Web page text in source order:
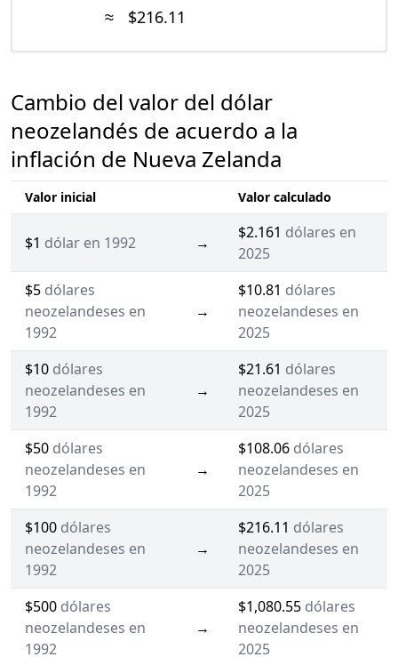
≈ $216.11
Cambio del valor del dólar
neozelandés de acuerdo a la
inflación de Nueva Zelanda
Valor inicial Valor calculado
$1 dólar en 1992 →
$2.161 dólares en
2025
$5 dólares
neozelandeses en
1992
→
$10.81 dólares
neozelandeses en
2025
$10 dólares
neozelandeses en
1992
→
$21.61 dólares
neozelandeses en
2025
$50 dólares
neozelandeses en
1992
→
$108.06 dólares
neozelandeses en
2025
$100 dólares
neozelandeses en
1992
→
$216.11 dólares
neozelandeses en
2025
$500 dólares
neozelandeses en
1992
→
$1,080.55 dólares
neozelandeses en
2025